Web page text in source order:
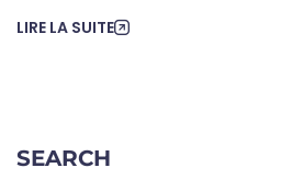
SEARCH
LIRE LA SUITE